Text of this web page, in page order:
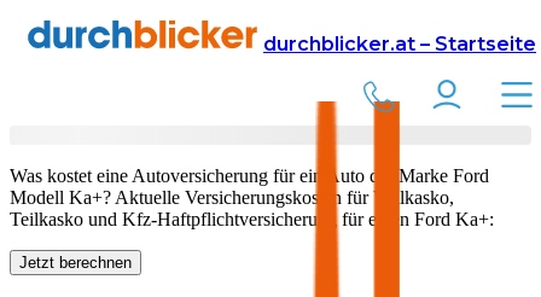
durchblicker.at – Startseite
Versicherung Autoversicherung Ford
Ford Ka+ in Österreich
Was kostet eine Autoversicherung für ein Auto der Marke Ford
Modell Ka+? Aktuelle Versicherungskosten für Vollkasko,
Teilkasko und Kfz-Haftpflichtversicherung für einen Ford Ka+:
Jetzt berechnen